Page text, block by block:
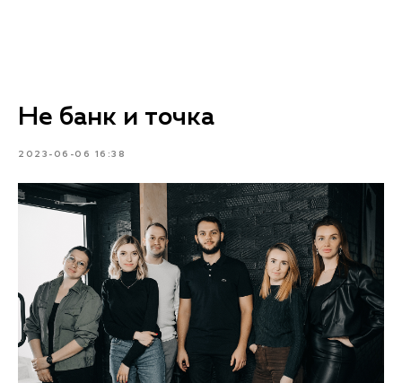
Не банк и точка
2023-06-06 16:38